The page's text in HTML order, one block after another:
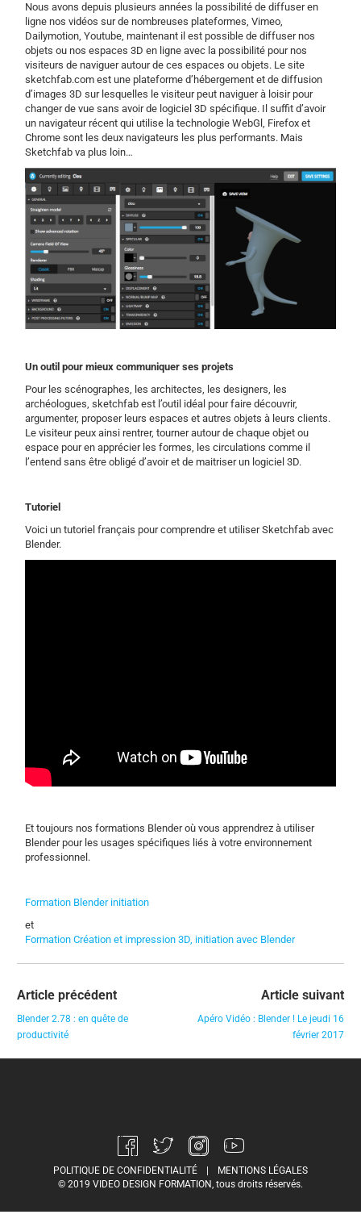
Nous avons depuis plusieurs années la possibilité de diffuser en
ligne nos vidéos sur de nombreuses plateformes, Vimeo,
Dailymotion, Youtube, maintenant il est possible de diffuser nos
objets ou nos espaces 3D en ligne avec la possibilité pour nos
visiteurs de naviguer autour de ces espaces ou objets. Le site
sketchfab.com est une plateforme d’hébergement et de diffusion
d’images 3D sur lesquelles le visiteur peut naviguer à loisir pour
changer de vue sans avoir de logiciel 3D spécifique. Il suffit d’avoir
un navigateur récent qui utilise la technologie WebGl, Firefox et
Chrome sont les deux navigateurs les plus performants. Mais
Sketchfab va plus loin…
Un outil pour mieux communiquer ses projets
Pour les scénographes, les architectes, les designers, les
archéologues, sketchfab est l’outil idéal pour faire découvrir,
argumenter, proposer leurs espaces et autres objets à leurs clients.
Le visiteur peux ainsi rentrer, tourner autour de chaque objet ou
espace pour en apprécier les formes, les circulations comme il
l’entend sans être obligé d’avoir et de maitriser un logiciel 3D.
Tutoriel
Voici un tutoriel français pour comprendre et utiliser Sketchfab avec
Blender.
Et toujours nos formations Blender où vous apprendrez à utiliser
Blender pour les usages spécifiques liés à votre environnement
professionnel.
Formation Blender initiation
et
Formation Création et impression 3D, initiation avec Blender
Article précédent
Blender 2.78 : en quête de
productivité
Article suivant
Apéro Vidéo : Blender ! Le jeudi 16
février 2017
POLITIQUE DE CONFIDENTIALITÉ |
MENTIONS LÉGALES
© 2019 VIDEO DESIGN FORMATION, tous droits réservés.